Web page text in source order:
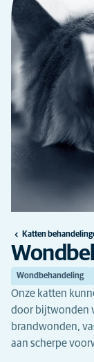
Katten
Wondbehandeling
Onze katten
door bijtwonden
brandwonden,
aan scherpe